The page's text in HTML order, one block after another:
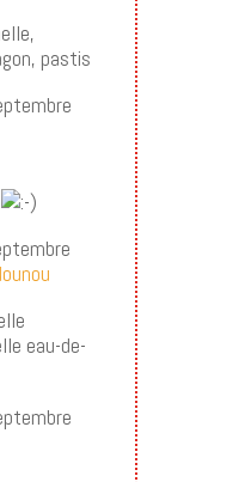
pastis
eau-de-